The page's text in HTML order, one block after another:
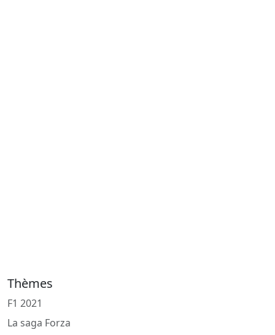
Thèmes
F1 2021
La saga Forza